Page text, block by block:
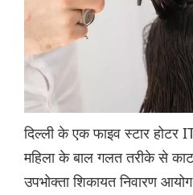
दिल्ली के एक फाइव स्टार होटर
महिला के बाल गलत तरीके से
उपभोक्ता शिकायत निवारण